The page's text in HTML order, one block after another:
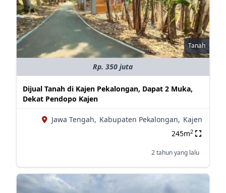
Tanah
Rp. 350 juta
Dijual Tanah di Kajen Pekalongan, Dapat 2 Muka,
Dekat Pendopo Kajen
Jawa Tengah, Kabupaten Pekalongan, Kajen
245m2
2 tahun yang lalu